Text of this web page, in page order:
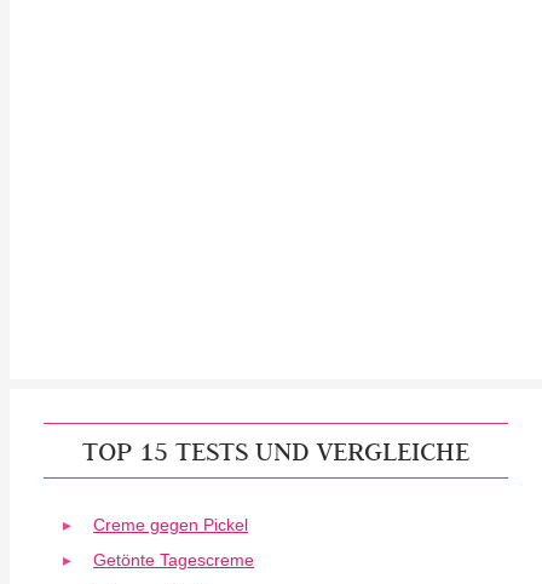
TOP 15 TESTS UND VERGLEICHE
Creme gegen Pickel
Getönte Tagescreme